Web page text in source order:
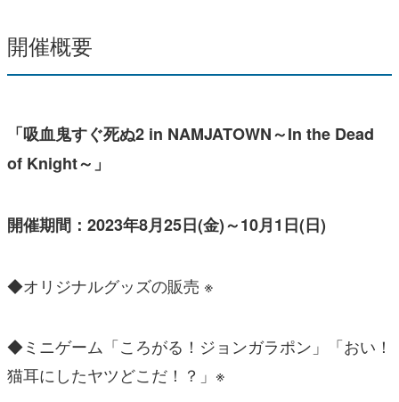
開催概要
「吸血鬼すぐ死ぬ2 in NAMJATOWN～In the Dead
of Knight～」
開催期間：2023年8月25日(金)～10月1日(日)
◆オリジナルグッズの販売 ※
◆ミニゲーム「ころがる！ジョンガラポン」「おい！
猫耳にしたヤツどこだ！？」※